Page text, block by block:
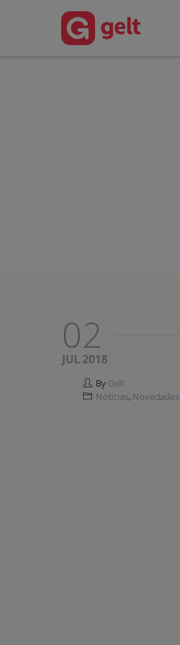
02
JUL 2018
ByGelt
Noticias, Novedades